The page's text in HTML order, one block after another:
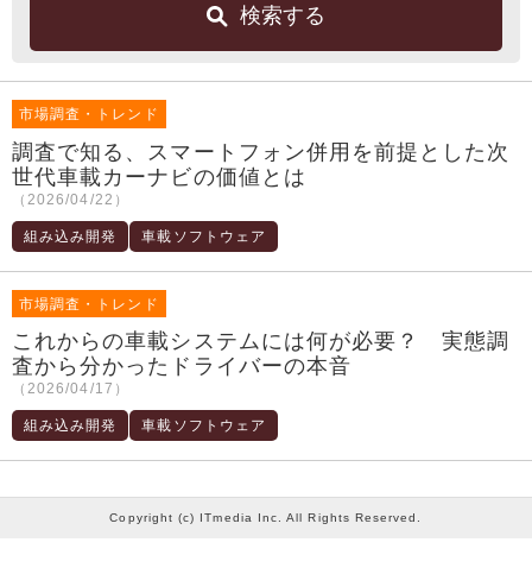
検索する
市場調査・トレンド
調査で知る、スマートフォン併用を前提とした次
世代車載カーナビの価値とは
（2026/04/22）
組み込み開発 車載ソフトウェア
市場調査・トレンド
これからの車載システムには何が必要？ 実態調
査から分かったドライバーの本音
（2026/04/17）
組み込み開発 車載ソフトウェア
Copyright (c) ITmedia Inc. All Rights Reserved.